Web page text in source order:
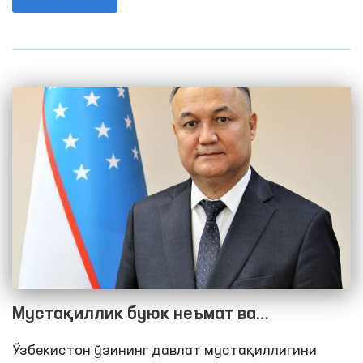
(омбудсман) номига келиб тушаётган
бўйича таклифлар тайёрланмоқда.
Мустақиллик буюк неъмат ва
эркинликдир
Ўзбекистон ўзининг давлат мустақиллигини